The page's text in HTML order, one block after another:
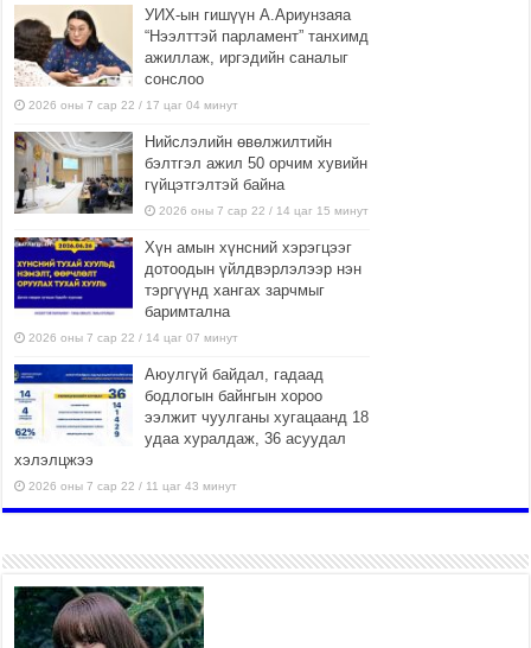
УИХ-ын гишүүн А.Ариунзаяа
“Нээлттэй парламент” танхимд
ажиллаж, иргэдийн саналыг
сонслоо
2026 оны 7 сар 22 / 17 цаг 04 минут
Нийслэлийн өвөлжилтийн
бэлтгэл ажил 50 орчим хувийн
гүйцэтгэлтэй байна
2026 оны 7 сар 22 / 14 цаг 15 минут
Хүн амын хүнсний хэрэгцээг
дотоодын үйлдвэрлэлээр нэн
тэргүүнд хангах зарчмыг
баримтална
2026 оны 7 сар 22 / 14 цаг 07 минут
Аюулгүй байдал, гадаад
бодлогын байнгын хороо
ээлжит чуулганы хугацаанд 18
удаа хуралдаж, 36 асуудал
хэлэлцжээ
2026 оны 7 сар 22 / 11 цаг 43 минут
боломжтой-Хүүхэд хөгжүүлэх
төв” байгуулах төсөлд төр,
хувийн хэвшлийн түншлэлийн хүрээнд хамтран
ажиллахыг урьж байна